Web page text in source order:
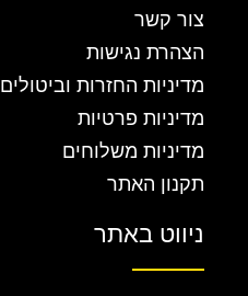
צור קשר
הצהרת נגישות
מדיניות החזרות וביטולים
מדיניות פרטיות
מדיניות משלוחים
תקנון האתר
ניווט באתר